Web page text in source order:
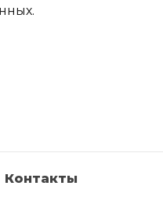
Контакты